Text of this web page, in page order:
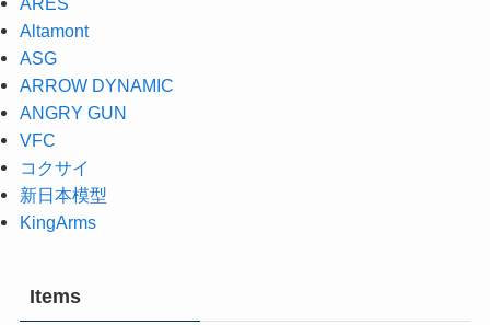
Altamont
ASG
ARROW DYNAMIC
ANGRY GUN
VFC
コクサイ
新日本模型
KingArms
Items